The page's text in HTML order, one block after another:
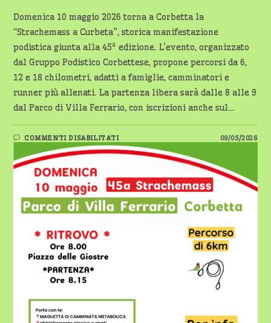
Domenica 10 maggio 2026 torna a Corbetta la
“Strachemass a Curbeta”, storica manifestazione
podistica giunta alla 45ª edizione. L’evento, organizzato
dal Gruppo Podistico Corbettese, propone percorsi da 6,
12 e 18 chilometri, adatti a famiglie, camminatori e
runner più allenati. La partenza libera sarà dalle 8 alle 9
dal Parco di Villa Ferrario, con iscrizioni anche sul…
COMMENTI DISABILITATISU
STRACHEMASS
A
CURBETA:
STORIA
E
NATURA
A
CORBETTA
–
09/05/2026